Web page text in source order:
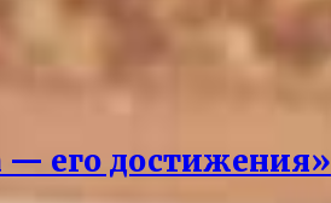
— его достижения»